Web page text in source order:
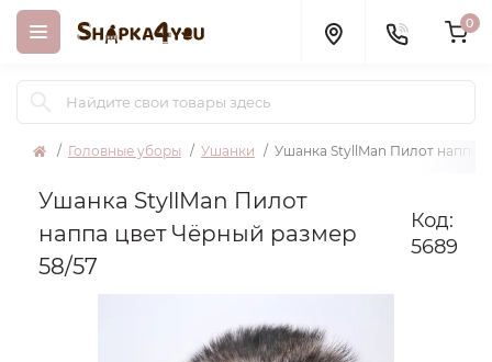
0
Головные уборы Ушанки Ушанка StyllMan Пилот наппа
Ушанка StyllMan Пилот
наппа цвет Чёрный размер
58/57
Код:
5689